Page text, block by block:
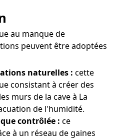
au manque de
peuvent être adoptées
naturelles : cette
consistant à créer des
murs de la cave à La
de l'humidité.
contrôlée : ce
à un réseau de gaines